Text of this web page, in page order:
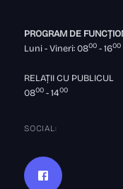
PROGRAM DE
Luni - Vineri: 0800 - 1600
RELAȚII CU PUBLICUL
0800 - 1400
SOCIAL: